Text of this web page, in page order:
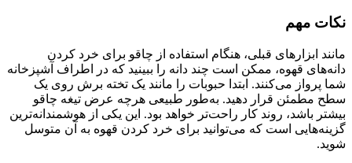
نکات مهم
مانند ابزارهای قبلی، هنگام استفاده از چاقو برای خرد کردن
دانه‌های قهوه، ممکن است چند دانه را ببینید که در اطراف آشپزخانه
شما پرواز می‌کنند. ابتدا حبوبات را مانند یک تخته برش روی یک
سطح مطمئن قرار دهید. به‌طور طبیعی هرچه عرض تیغه چاقو
بیشتر باشد، روند کار راحت‌تر خواهد بود. این یکی از هوشمندانه‌ترین
گزینه‌هایی است که می‌توانید برای خرد کردن قهوه به آن متوسل
شوید.